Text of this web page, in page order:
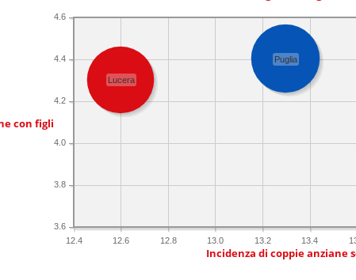
con figli
12.4 12.6 12.8 13.0 13.2 13.4
3.6
3.8
4.0
4.2
4.4
4.6
Puglia
Lucera
Incidenza di coppie anziane